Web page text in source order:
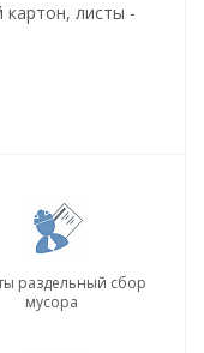
листы -
раздельный сбор
мусора